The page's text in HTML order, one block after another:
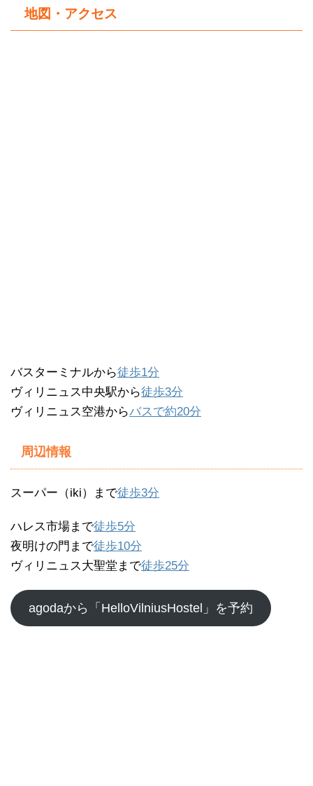
地図・アクセス
バスターミナルから徒歩1分
ヴィリニュス中央駅から徒歩3分
ヴィリニュス空港からバスで約20分
周辺情報
スーパー（iki）まで徒歩3分
ハレス市場まで徒歩5分
夜明けの門まで徒歩10分
ヴィリニュス大聖堂まで徒歩25分
agodaから「HelloVilniusHostel」を予約